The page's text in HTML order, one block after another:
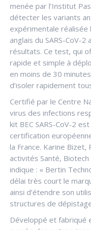
menée par l’Institut
détecter les variants
expérimentale
anglais du SARS-CoV-
résultats. Ce test, qui
rapide et simple à
en moins de 30
d’isoler rapidement
Certifié par le Centre
virus des infections
kit BEC SARS-CoV-2
certification
la France. Karine
activités Santé,
indique : « Bertin
délai très court le
ainsi d’étendre son
structures de
Développé et fabriqué